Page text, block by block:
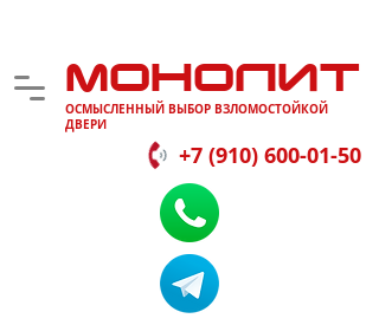
МОНОЛИТ
ОСМЫСЛЕННЫЙ ВЫБОР ВЗЛОМОСТОЙКОЙ
ДВЕРИ
+7 (910) 600-01-50